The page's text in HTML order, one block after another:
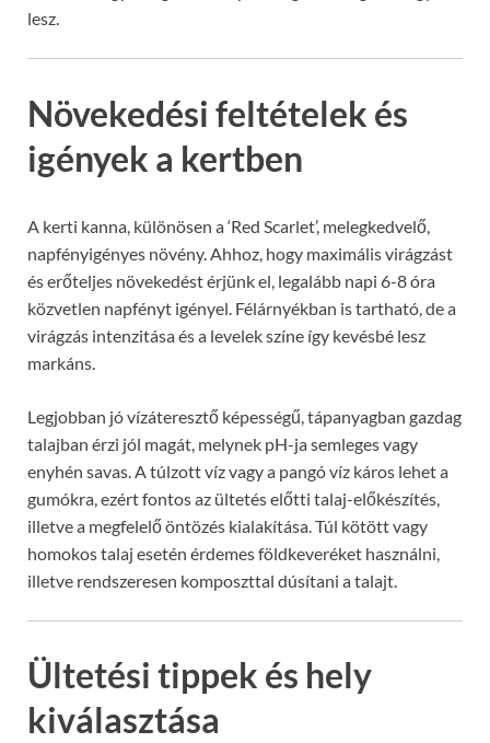
lesz.
Növekedési feltételek és
igények a kertben
A kerti kanna, különösen a ‘Red Scarlet’, melegkedvelő,
napfényigényes növény. Ahhoz, hogy maximális virágzást
és erőteljes növekedést érjünk el, legalább napi 6-8 óra
közvetlen napfényt igényel. Félárnyékban is tartható, de a
virágzás intenzitása és a levelek színe így kevésbé lesz
markáns.
Legjobban jó vízáteresztő képességű, tápanyagban gazdag
talajban érzi jól magát, melynek pH-ja semleges vagy
enyhén savas. A túlzott víz vagy a pangó víz káros lehet a
gumókra, ezért fontos az ültetés előtti talaj-előkészítés,
illetve a megfelelő öntözés kialakítása. Túl kötött vagy
homokos talaj esetén érdemes földkeveréket használni,
illetve rendszeresen komposzttal dúsítani a talajt.
Ültetési tippek és hely
kiválasztása